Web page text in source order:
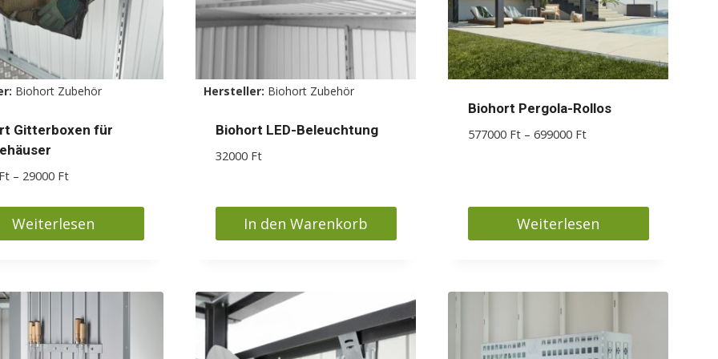
auf
der
gewählt
werden
auf
der
Produktseite
gewählt
werden
Biohort Zubehör
Gitterboxen für
Ft – 29000 FtPreisspanne:
bis
29000 Ft
Weiterlesen
Hersteller: Biohort Zubehör
Biohort LED-Beleuchtung
32000 Ft
In den Warenkorb
Biohort Pergola-Rollos
577000 Ft – 699000 FtPreisspanne:
Weiterlesen